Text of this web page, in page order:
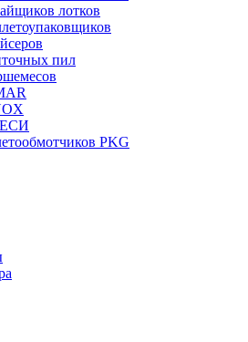
лотков
пил
PKG